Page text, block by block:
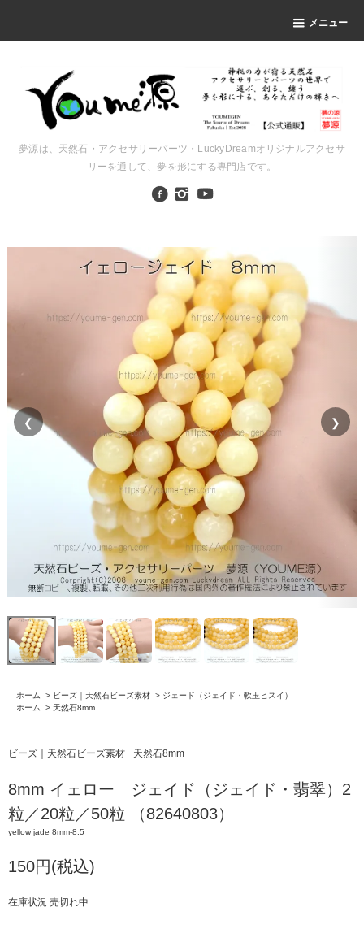
メニュー
夢源は、天然石・アクセサリーパーツ・LuckyDreamオリジナルアクセサ
リーを通して、夢を形にする専門店です。
❮ ❯
ホーム > ビーズ｜天然石ビーズ素材 > ジェード（ジェイド・軟玉ヒスイ）
ホーム
> 天然石8mm
ビーズ｜天然石ビーズ素材 天然石8mm
8mm イェロー ジェイド（ジェイド・翡翠）2
粒／20粒／50粒 （82640803）
yellow jade 8mm-8.5
150円(税込)
在庫状況 売切れ中